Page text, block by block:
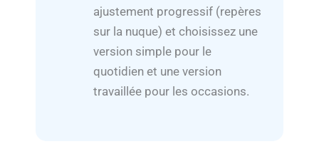
ajustement progressif (repères
sur la nuque) et choisissez une
version simple pour le
quotidien et une version
travaillée pour les occasions.